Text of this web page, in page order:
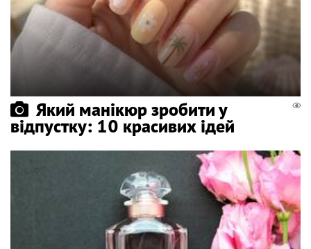
Який манікюр зробити у
відпустку: 10 красивих ідей